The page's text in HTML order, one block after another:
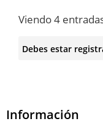
Viendo 4
Debes estar
Información